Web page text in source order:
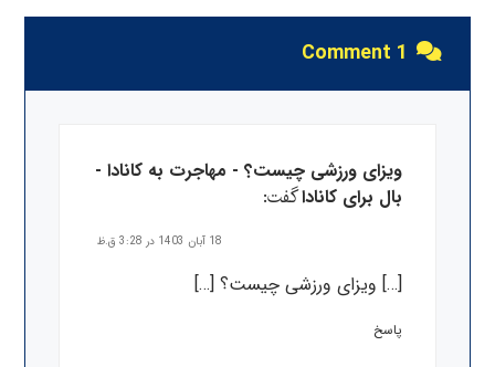
1 Comment
ویزای ورزشی چیست؟ - مهاجرت به کانادا -
بال برای کانادا گفت:
18 آبان 1403 در 3:28 ق.ظ
[…] ویزای ورزشی چیست؟ […]
پاسخ